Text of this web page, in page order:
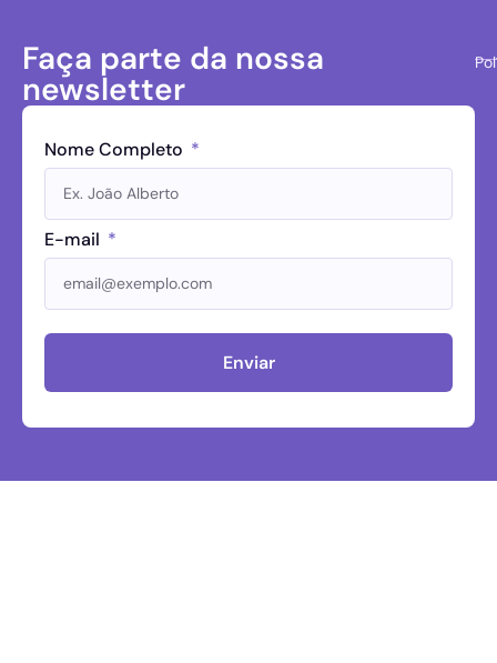
Faça parte da nossa
newsletter
Nome Completo
E-mail
Enviar